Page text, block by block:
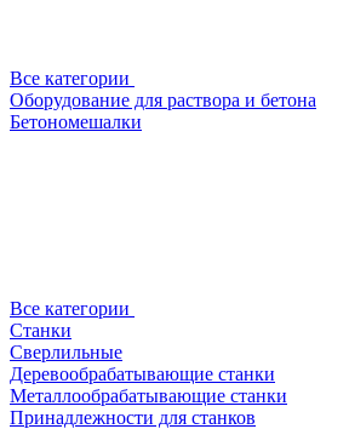
Все категории
Оборудование для раствора и бетона
Бетономешалки
Все категории
Станки
Сверлильные
Деревообрабатывающие станки
Металлообрабатывающие станки
Принадлежности для станков